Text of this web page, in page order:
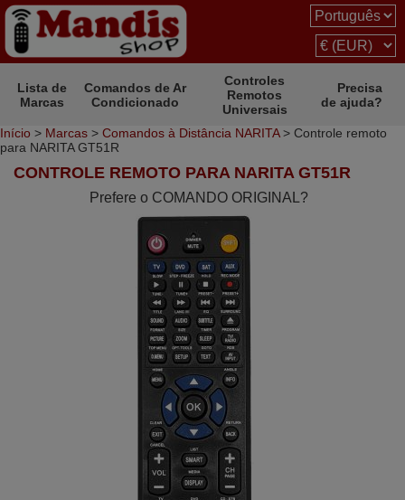
Lista de
Marcas
Comandos de Ar
Condicionado
Controles
Remotos
Universais
Precisa
de ajuda?
Início > Marcas > Comandos à Distância NARITA> Controle remoto
para NARITA GT51R
CONTROLE REMOTO PARA NARITA GT51R
Prefere o COMANDO ORIGINAL?